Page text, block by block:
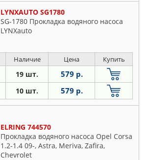
LYNXAUTO SG1780
SG-1780 Прокладка водяного насоса
LYNXauto
Наличие Цена Купить
19 шт. 579 р.
10 шт. 579 р.
ELRING 744570
Прокладка водяного насоса Opel Corsa
1.2-1.4 09-, Astra, Meriva, Zafira,
Chevrolet